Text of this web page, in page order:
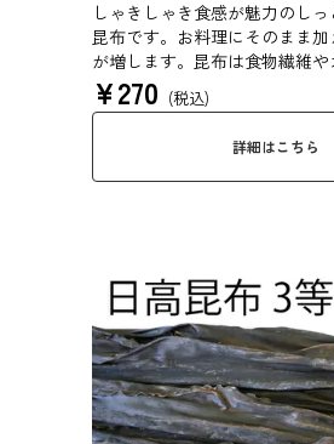
しゃきしゃき食感が魅力のし
昆布です。お料理にそのまま
が増します。昆布は食物繊維や
富に含んでいるため、バランス
のためにお使いいただけます
豆、豆腐、和え物など、様々な
¥270 (税込)
詳細はこちら